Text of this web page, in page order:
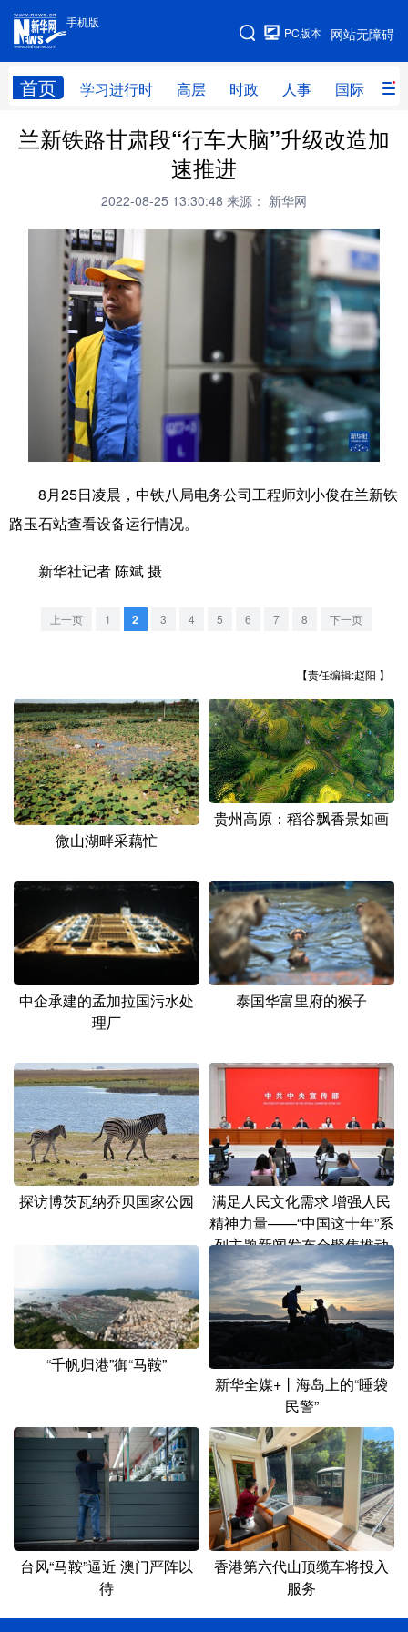
手机版
网站无障碍
PC版本
首页 学习进行时 高层 时政 人事 国际 财
手机版
网站地图
学习进行时 高层 时政 人事
全球连线
科技 量子 体育
文化 军事
访谈 政务
法律 中央文件 金融 汽车
食品 信息化 数字经济
学术中国 乡村振兴 溯源中国
彩票 娱乐
北京 天津 河北 山西
辽宁 吉林 上海 江苏
浙江 安徽 福建 江西
山东 河南 湖北 湖南
云南 西藏
陕西 甘肃 青海 宁夏
黑龙江
English Español
Русский язык 日本語 한국어
Deutsch Português
兰新铁路甘肃段“行车大脑”升级改造加
速推进
2022-08-25 13:30:48 来源： 新华网
8月25日凌晨，中铁八局电务公司工程师刘小俊在兰新铁
路玉石站查看设备运行情况。
新华社记者 陈斌 摄
上一页 1 2 3 4 5 6 7 8 下一页
【责任编辑:赵阳 】
微山湖畔采藕忙
贵州高原：稻谷飘香景如画
中企承建的孟加拉国污水处
理厂
泰国华富里府的猴子
探访博茨瓦纳乔贝国家公园
满足人民文化需求 增强人民
精神力量——“中国这十年”系
列主题新闻发布会聚焦推动
新时代文化和旅游高质量发
展
“千帆归港”御“马鞍”
新华全媒+丨海岛上的“睡袋
民警”
台风“马鞍”逼近 澳门严阵以
待
香港第六代山顶缆车将投入
服务